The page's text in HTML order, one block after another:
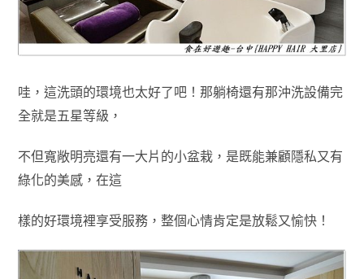
哇 ， 這洗頭的環境也太好了吧！那躺椅還有那沖洗設備完
全就是五星等級 ，
不但寬敞明亮還有一大片的小盆栽，是既能兼顧隱私又有
綠化的美感， 在這
樣的好環境裡享受服務，整個心情肯定是放鬆又愉快！